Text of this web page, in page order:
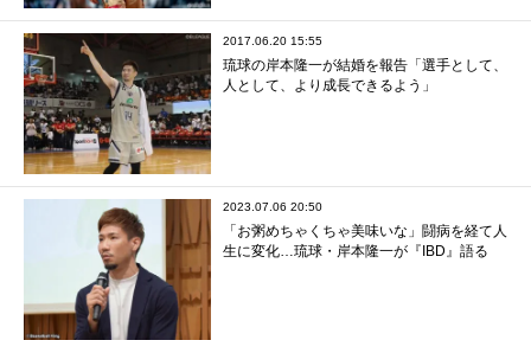
2017.06.20 15:55
琉球の岸本隆一が結婚を報告「選手として、
人として、より成長できるよう」
2023.07.06 20:50
「お粥めちゃくちゃ美味いな」闘病を経て人
生に変化…琉球・岸本隆一が『IBD』語る